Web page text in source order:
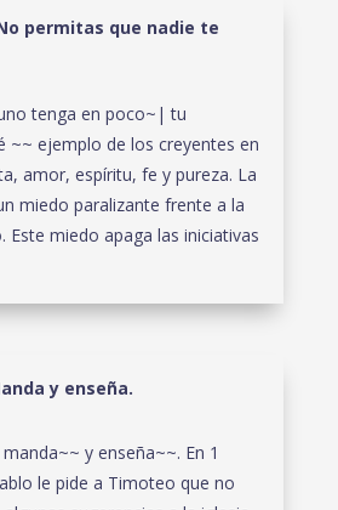
permitas que nadie te
tenga en poco~| tu
~~ ejemplo de los creyentes en
amor, espíritu, fe y pureza. La
miedo paralizante frente a la
Este miedo apaga las iniciativas
y enseña.
y enseña~~. En 1
le pide a Timoteo que no